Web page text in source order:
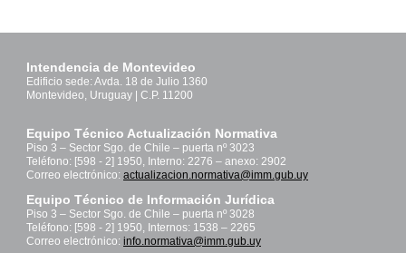
Intendencia de Montevideo
Edificio sede: Avda. 18 de Julio 1360
Montevideo, Uruguay | C.P. 11200
Equipo Técnico Actualización Normativa
Piso 3 – Sector Sgo. de Chile – puerta nº 3023
Teléfono: [598 - 2] 1950, Interno: 2276 – anexo: 2902
Correo electrónico: actualizacion.normativa@imm.gub.uy
Equipo Técnico de Información Jurídica
Piso 3 – Sector Sgo. de Chile – puerta nº 3028
Teléfono: [598 - 2] 1950, Internos: 1538 – 2265
Correo electrónico: info.normativa@imm.gub.uy